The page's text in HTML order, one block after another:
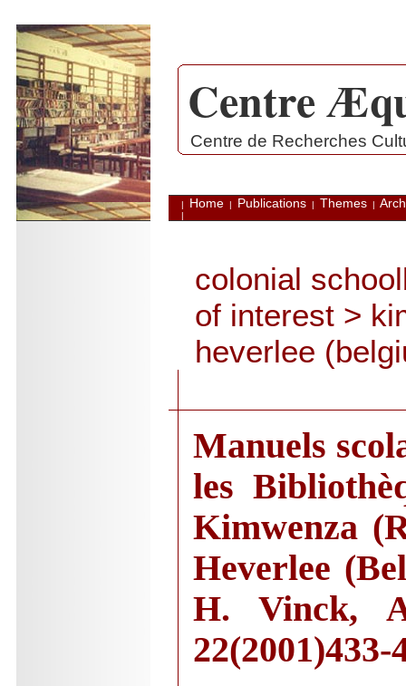
. Centre
Centre de Recherches
| Home | Publications | Themes |
|
colonial
of interest>
heverlee
Manuels
les
Kimwenza
Heverlee
H. Vinck,